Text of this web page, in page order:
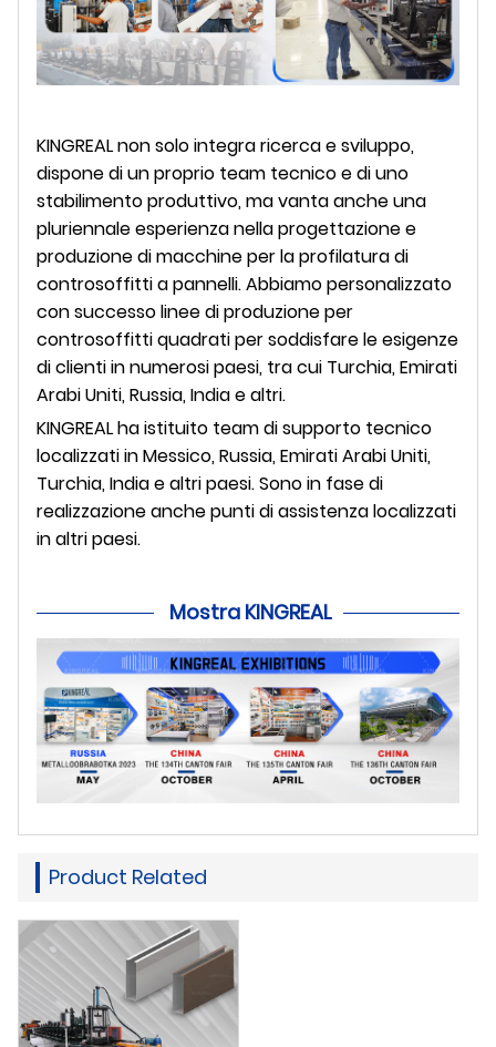
KINGREAL non solo integra ricerca e sviluppo,
dispone di un proprio team tecnico e di uno
stabilimento produttivo, ma vanta anche una
pluriennale esperienza nella progettazione e
produzione di macchine per la profilatura di
controsoffitti a pannelli. Abbiamo personalizzato
con successo linee di produzione per
controsoffitti quadrati per soddisfare le esigenze
di clienti in numerosi paesi, tra cui Turchia, Emirati
Arabi Uniti, Russia, India e altri.
KINGREAL ha istituito team di supporto tecnico
localizzati in Messico, Russia, Emirati Arabi Uniti,
Turchia, India e altri paesi. Sono in fase di
realizzazione anche punti di assistenza localizzati
in altri paesi.
Mostra KINGREAL
Product Related